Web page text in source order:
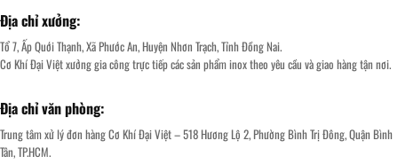
Địa chỉ xưởng:
Tổ 7, Ấp Quới Thạnh, Xã Phước An, Huyện Nhơn Trạch, Tỉnh Đồng Nai.
Cơ Khí Đại Việt xưởng gia công trực tiếp các sản phẩm inox theo yêu cầu và giao hàng tận nơi.
Địa chỉ văn phòng:
Trung tâm xử lý đơn hàng Cơ Khí Đại Việt – 518 Hương Lộ 2, Phường Bình Trị Đông, Quận Bình
Tân, TP.HCM.